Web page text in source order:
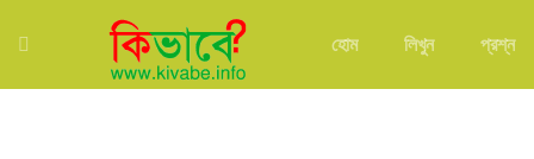
হোম লিখুন প্রশ্ন